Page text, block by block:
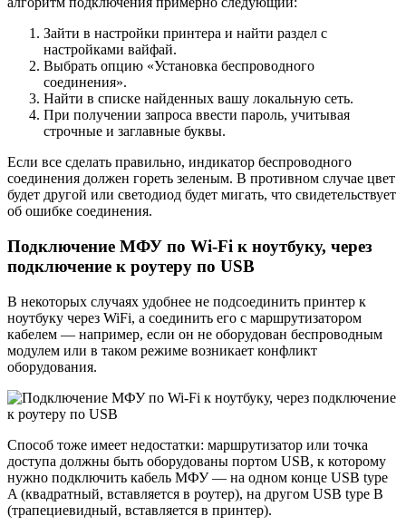
Зайти в настройки принтера и найти раздел с
настройками вайфай.
Выбрать опцию «Установка беспроводного
соединения».
Найти в списке найденных вашу локальную сеть.
При получении запроса ввести пароль, учитывая
строчные и заглавные буквы.
Если все сделать правильно, индикатор беспроводного
соединения должен гореть зеленым. В противном случае цвет
будет другой или светодиод будет мигать, что свидетельствует
об ошибке соединения.
Подключение МФУ по Wi-Fi к ноутбуку, через
подключение к роутеру по USB
В некоторых случаях удобнее не подсоединить принтер к
ноутбуку через WiFi, а соединить его с маршрутизатором
кабелем — например, если он не оборудован беспроводным
модулем или в таком режиме возникает конфликт
оборудования.
Способ тоже имеет недостатки: маршрутизатор или точка
доступа должны быть оборудованы портом USB, к которому
нужно подключить кабель МФУ — на одном конце USB type
A (квадратный, вставляется в роутер), на другом USB type B
(трапециевидный, вставляется в принтер).